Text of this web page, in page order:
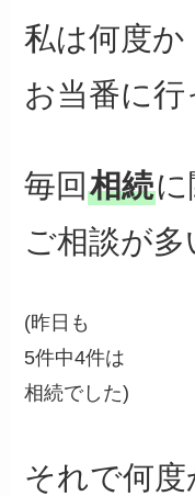
私は何度か
お当番に
毎回相続
ご相談が多
(昨日も
5件中4件は
相続でした)
それで何度